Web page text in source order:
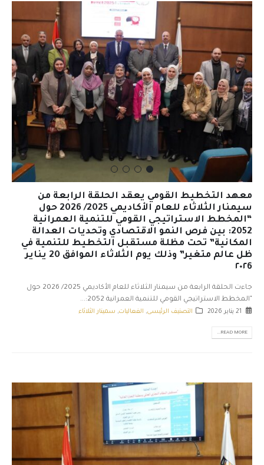
معهد التخطيط القومي يعقد الحلقة الرابعة من
سيمنار الثلاثاء للعام الأكاديمي 2025/ 2026 حول
“المخطط الاستراتيجي القومي للتنمية العمرانية
2052: بين فرص النمو الاقتصادي وتحديات العدالة
المكانية” تحت مظلة مستقبل التخطيط للتنمية في
ظل عالم متغير” وذلك يوم الثلاثاء الموافق 20 يناير
٢٠٢6
جاءت الحلقة الرابعة من سيمنار الثلاثاء للعام الأكاديمي 2025/ 2026 حول
"المخطط الاستراتيجي القومي للتنمية العمرانية 2052:...
21 يناير 2026 التصنيف الرئيسى, الفعاليات, سمينار الثلاثاء
READ MORE...